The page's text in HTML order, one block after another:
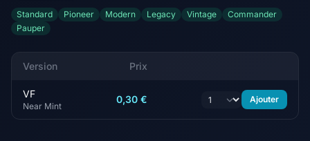
Standard Pioneer Modern Legacy Vintage
Commander
Pauper
Version Prix
VF
Near Mint
0,30 € Ajouter